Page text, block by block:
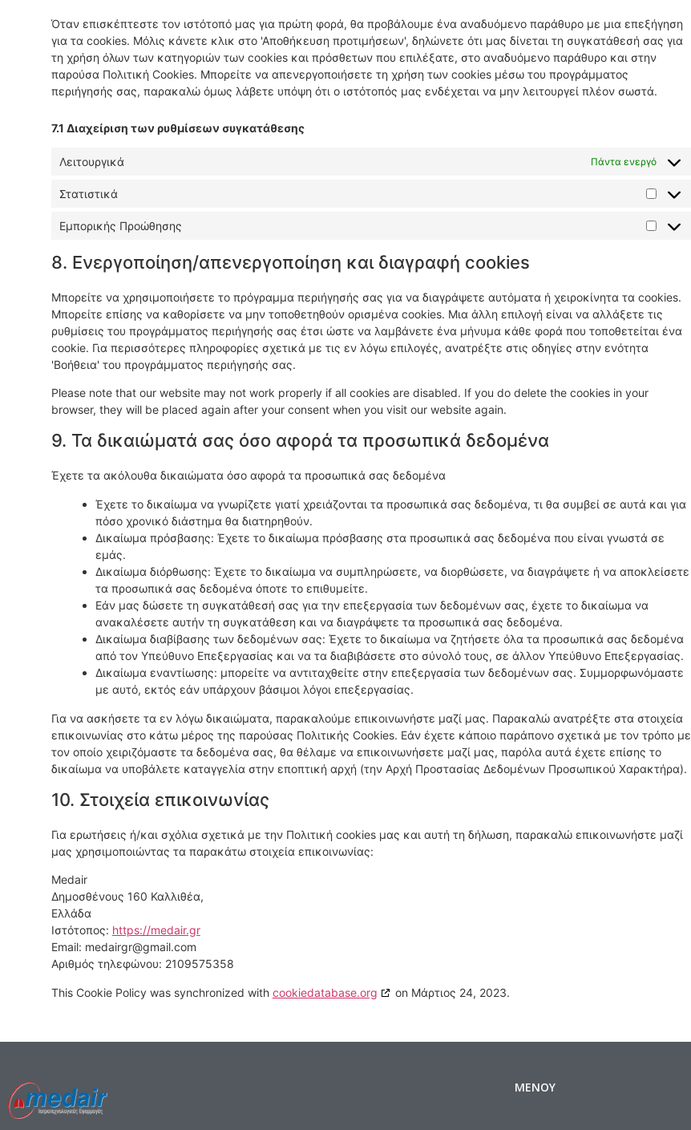
Όταν επισκέπτεστε τον ιστότοπό μας για πρώτη φορά, θα προβάλουμε ένα αναδυόμενο παράθυρο με μια επεξήγηση
για τα cookies. Μόλις κάνετε κλικ στο 'Αποθήκευση προτιμήσεων', δηλώνετε ότι μας δίνεται τη συγκατάθεσή σας για
τη χρήση όλων των κατηγοριών των cookies και πρόσθετων που επιλέξατε, στο αναδυόμενο παράθυρο και στην
παρούσα Πολιτική Cookies. Μπορείτε να απενεργοποιήσετε τη χρήση των cookies μέσω του προγράμματος
περιήγησής σας, παρακαλώ όμως λάβετε υπόψη ότι ο ιστότοπός μας ενδέχεται να μην λειτουργεί πλέον σωστά.
7.1 Διαχείριση των ρυθμίσεων συγκατάθεσης
Λειτουργικά Πάντα ενεργό
Στατιστικά
Εμπορικής Προώθησης
8. Ενεργοποίηση/απενεργοποίηση και διαγραφή cookies
Μπορείτε να χρησιμοποιήσετε το πρόγραμμα περιήγησής σας για να διαγράψετε αυτόματα ή χειροκίνητα τα cookies.
Μπορείτε επίσης να καθορίσετε να μην τοποθετηθούν ορισμένα cookies. Μια άλλη επιλογή είναι να αλλάξετε τις
ρυθμίσεις του προγράμματος περιήγησής σας έτσι ώστε να λαμβάνετε ένα μήνυμα κάθε φορά που τοποθετείται ένα
cookie. Για περισσότερες πληροφορίες σχετικά με τις εν λόγω επιλογές, ανατρέξτε στις οδηγίες στην ενότητα
'Βοήθεια' του προγράμματος περιήγησής σας.
Please note that our website may not work properly if all cookies are disabled. If you do delete the cookies in your
browser, they will be placed again after your consent when you visit our website again.
9. Τα δικαιώματά σας όσο αφορά τα προσωπικά δεδομένα
Έχετε τα ακόλουθα δικαιώματα όσο αφορά τα προσωπικά σας δεδομένα
Έχετε το δικαίωμα να γνωρίζετε γιατί χρειάζονται τα προσωπικά σας δεδομένα, τι θα συμβεί σε αυτά και για
πόσο χρονικό διάστημα θα διατηρηθούν.
Δικαίωμα πρόσβασης: Έχετε το δικαίωμα πρόσβασης στα προσωπικά σας δεδομένα που είναι γνωστά σε
εμάς.
Δικαίωμα διόρθωσης: Έχετε το δικαίωμα να συμπληρώσετε, να διορθώσετε, να διαγράψετε ή να αποκλείσετε
τα προσωπικά σας δεδομένα όποτε το επιθυμείτε.
Εάν μας δώσετε τη συγκατάθεσή σας για την επεξεργασία των δεδομένων σας, έχετε το δικαίωμα να
ανακαλέσετε αυτήν τη συγκατάθεση και να διαγράψετε τα προσωπικά σας δεδομένα.
Δικαίωμα διαβίβασης των δεδομένων σας: Έχετε το δικαίωμα να ζητήσετε όλα τα προσωπικά σας δεδομένα
από τον Υπεύθυνο Επεξεργασίας και να τα διαβιβάσετε στο σύνολό τους, σε άλλον Υπεύθυνο Επεξεργασίας.
Δικαίωμα εναντίωσης: μπορείτε να αντιταχθείτε στην επεξεργασία των δεδομένων σας. Συμμορφωνόμαστε
με αυτό, εκτός εάν υπάρχουν βάσιμοι λόγοι επεξεργασίας.
Για να ασκήσετε τα εν λόγω δικαιώματα, παρακαλούμε επικοινωνήστε μαζί μας. Παρακαλώ ανατρέξτε στα στοιχεία
επικοινωνίας στο κάτω μέρος της παρούσας Πολιτικής Cookies. Εάν έχετε κάποιο παράπονο σχετικά με τον τρόπο με
τον οποίο χειριζόμαστε τα δεδομένα σας, θα θέλαμε να επικοινωνήσετε μαζί μας, παρόλα αυτά έχετε επίσης το
δικαίωμα να υποβάλετε καταγγελία στην εποπτική αρχή (την Αρχή Προστασίας Δεδομένων Προσωπικού Χαρακτήρα).
10. Στοιχεία επικοινωνίας
Για ερωτήσεις ή/και σχόλια σχετικά με την Πολιτική cookies μας και αυτή τη δήλωση, παρακαλώ επικοινωνήστε μαζί
μας χρησιμοποιώντας τα παρακάτω στοιχεία επικοινωνίας:
Medair
Δημοσθένους 160 Καλλιθέα,
Ελλάδα
Ιστότοπος: https://medair.gr
Email: moc.liamg@rgriadem
Αριθμός τηλεφώνου: 2109575358
This Cookie Policy was synchronized with cookiedatabase.org on Μάρτιος 24, 2023.
ΜΕΝΟΥ